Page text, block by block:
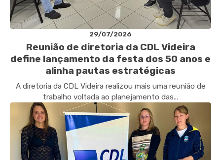
29/07/2026
Reunião de diretoria da CDL Videira
define lançamento da festa dos 50 anos e
alinha pautas estratégicas
A diretoria da CDL Videira realizou mais uma reunião de
trabalho voltada ao planejamento das...